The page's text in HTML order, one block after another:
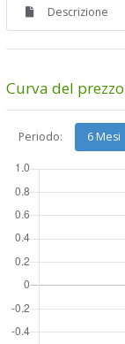
Descrizione
Curva del
Periodo: 6 Mesi